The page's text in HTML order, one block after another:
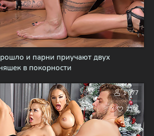
и парни приучают двух
в покорности
1 977
71%